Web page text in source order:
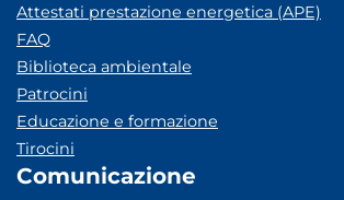
Attestati prestazione energetica (APE)
FAQ
Biblioteca ambientale
Patrocini
Educazione e formazione
Tirocini
Comunicazione